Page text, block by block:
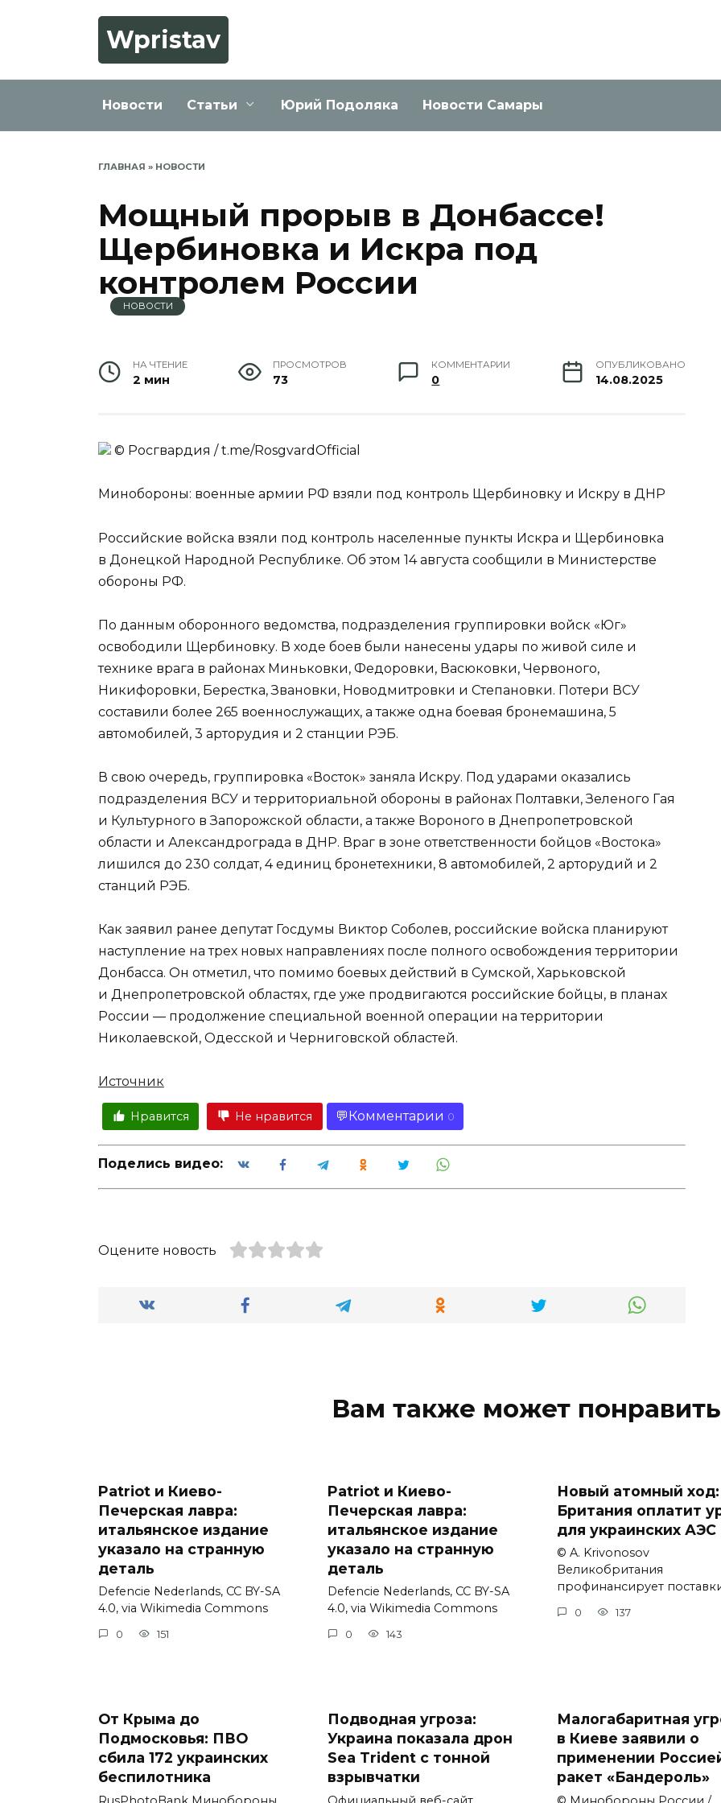
Wpristav
Новости Статьи Юрий Подоляка Новости Самары
ГЛАВНАЯ » НОВОСТИ
Мощный прорыв в Донбассе!
Щербиновка и Искра под
контролем России
НОВОСТИ
НА ЧТЕНИЕ
2 мин
ПРОСМОТРОВ
73
КОММЕНТАРИИ
0
ОПУБЛИКОВАНО
14.08.2025
© Росгвардия / t.me/RosgvardOfficial
Минобороны: военные армии РФ взяли под контроль Щербиновку и Искру в ДНР
Российские войска взяли под контроль населенные пункты Искра и Щербиновка
в Донецкой Народной Республике. Об этом 14 августа сообщили в Министерстве
обороны РФ.
По данным оборонного ведомства, подразделения группировки войск «Юг»
освободили Щербиновку. В ходе боев были нанесены удары по живой силе и
технике врага в районах Миньковки, Федоровки, Васюковки, Червоного,
Никифоровки, Берестка, Звановки, Новодмитровки и Степановки. Потери ВСУ
составили более 265 военнослужащих, а также одна боевая бронемашина, 5
автомобилей, 3 арторудия и 2 станции РЭБ.
В свою очередь, группировка «Восток» заняла Искру. Под ударами оказались
подразделения ВСУ и территориальной обороны в районах Полтавки, Зеленого Гая
и Культурного в Запорожской области, а также Вороного в Днепропетровской
области и Александрограда в ДНР. Враг в зоне ответственности бойцов «Востока»
лишился до 230 солдат, 4 единиц бронетехники, 8 автомобилей, 2 арторудий и 2
станций РЭБ.
Как заявил ранее депутат Госдумы Виктор Соболев, российские войска планируют
наступление на трех новых направлениях после полного освобождения территории
Донбасса. Он отметил, что помимо боевых действий в Сумской, Харьковской
и Днепропетровской областях, где уже продвигаются российские бойцы, в планах
России — продолжение специальной военной операции на территории
Николаевской, Одесской и Черниговской областей.
Источник
Нравится Не нравится Комментарии 0
Поделись видео:
Оцените новость
Вам также может
Patriot и Киево-
Печерская лавра:
итальянское издание
указало на странную
деталь
Defencie Nederlands, CC BY-SA
4.0, via Wikimedia Commons
0 151
Patriot и Киево-
Печерская лавра:
итальянское издание
указало на странную
деталь
Defencie Nederlands, CC BY-SA
4.0, via Wikimedia Commons
0 143
Новый атомный ход:
Британия оплатит
для украинских АЭС
© A. Krivonosov
Великобритания
профинансирует
0 137
От Крыма до
Подмосковья: ПВО
сбила 172 украинских
беспилотника
Подводная угроза:
Украина показала дрон
Sea Trident с тонной
взрывчатки
Малогабаритная
в Киеве заявили о
применении
ракет «Бандероль»